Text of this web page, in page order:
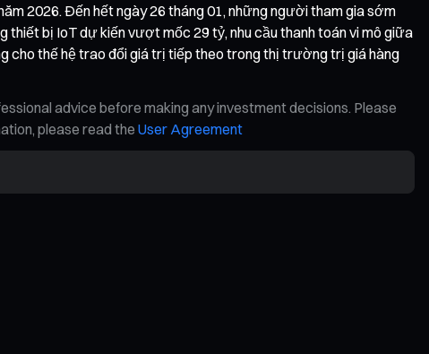
2026. Đến hết ngày 26 tháng 01, những người tham gia sớm
thiết bị IoT dự kiến vượt mốc 29 tỷ, nhu cầu thanh toán vi mô giữa
cho thế hệ trao đổi giá trị tiếp theo trong thị trường trị giá hàng
advice before making any investment decisions. Please
please read the User Agreement